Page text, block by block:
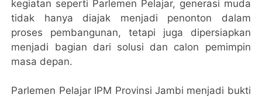
kegiatan seperti Parlemen Pelajar, generasi muda
tidak hanya diajak menjadi penonton dalam
proses pembangunan, tetapi juga dipersiapkan
menjadi bagian dari solusi dan calon pemimpin
masa depan.
Parlemen Pelajar IPM Provinsi Jambi menjadi bukti